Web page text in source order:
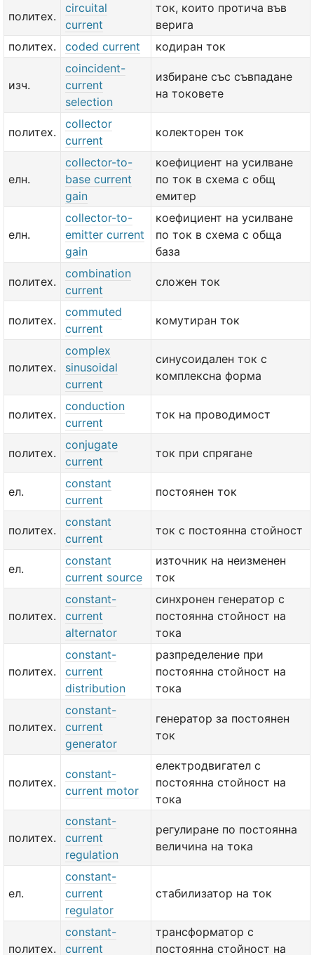
политех.
circuital
current
ток, които протича във
верига
политех.
coded current кодиран ток
изч.
coincident-
current
selection
избиране със съвпадане
на токовете
политех.
collector
current
колекторен ток
елн.
collector-to-
base current
gain
коефициент на усилване
по ток в схема с общ
емитер
елн.
collector-to-
emitter current
gain
коефициент на усилване
по ток в схема с обща
база
политех.
combination
current
сложен ток
политех.
commuted
current
комутиран ток
политех.
complex
sinusoidal
current
синусоидален ток с
комплексна форма
политех.
conduction
current
ток на проводимост
политех.
conjugate
current
ток при спрягане
ел.
constant
current
постоянен ток
политех.
constant
current
ток с постоянна стойност
ел.
constant
current source
източник на неизменен
ток
политех.
constant-
current
alternator
синхронен генератор с
постоянна стойност на
тока
политех.
constant-
current
distribution
разпределение при
постоянна стойност на
тока
политех.
constant-
current
generator
генератор за постоянен
ток
политех.
constant-
current motor
електродвигател с
постоянна стойност на
тока
политех.
constant-
current
regulation
регулиране по постоянна
величина на тока
ел.
constant-
current
regulator
стабилизатор на ток
политех.
constant-
current
трансформатор с
постоянна стойност на